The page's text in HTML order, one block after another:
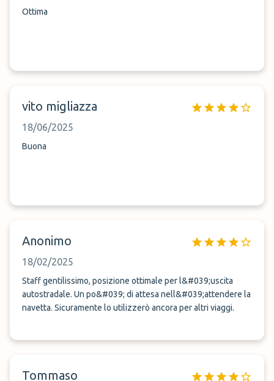
Ottima
vito migliazza
18/06/2025
Buona
Anonimo
18/02/2025
Staff gentilissimo, posizione ottimale per l&#039;uscita
autostradale. Un po&#039; di attesa nell&#039;attendere la
navetta. Sicuramente lo utilizzerò ancora per altri viaggi.
Tommaso